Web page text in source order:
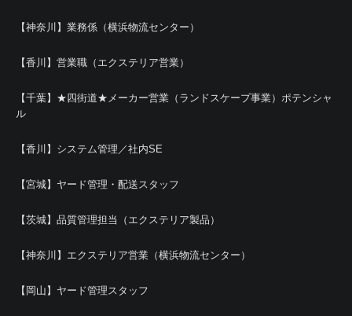
【神奈川】業務係（横浜物流センター）
【香川】営業職（エクステリア営業）
【千葉】★四街道★メーカー営業（ランドスケープ事業）ポテンシャ
ル
【香川】システム管理／社内SE
【宮城】ヤード管理・配送スタッフ
【茨城】品質管理担当（エクステリア製品）
【神奈川】エクステリア営業（横浜物流センター）
【岡山】ヤード管理スタッフ